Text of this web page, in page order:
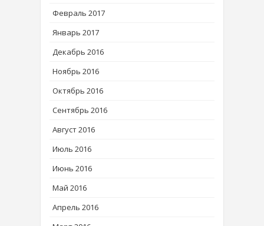
Февраль 2017
Январь 2017
Декабрь 2016
Ноябрь 2016
Октябрь 2016
Сентябрь 2016
Август 2016
Июль 2016
Июнь 2016
Май 2016
Апрель 2016